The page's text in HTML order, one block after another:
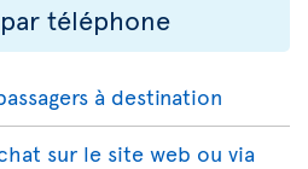
téléphone
à destination
sur le site web ou via